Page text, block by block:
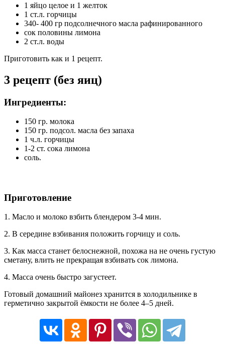
1 яйцо целое и 1 желток
1 ст.л. горчицы
340- 400 гр подсолнечного масла рафинированного
сок половины лимона
2 ст.л. воды
Приготовить как и 1 рецепт.
3 рецепт (без яиц)
Ингредиенты:
150 гр. молока
150 гр. подсол. масла без запаха
1 ч.л. горчицы
1-2 ст. сока лимона
соль.
Приготовление
1. Масло и молоко взбить блендером 3-4 мин.
2. В середине взбивания положить горчицу и соль.
3. Как масса станет белоснежной, похожа на не очень густую
сметану, влить не прекращая взбивать сок лимона.
4. Масса очень быстро загустеет.
Готовый домашний майонез хранится в холодильнике в
герметично закрытой ёмкости не более 4–5 дней.